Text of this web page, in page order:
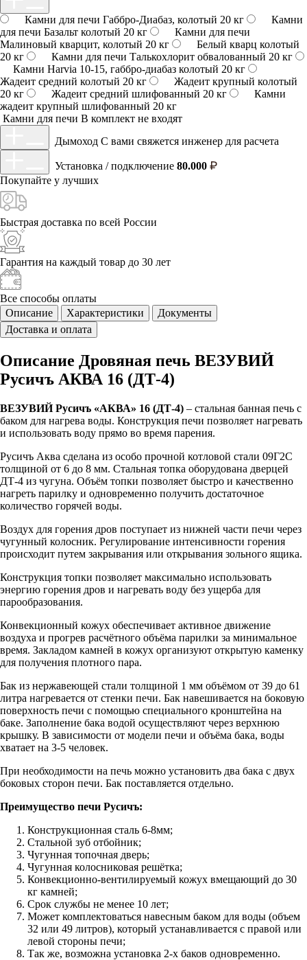
Камни для печи Габбро-Диабаз, колотый 20 кг
Камни
для печи Базальт колотый 20 кг
Камни для печи
Малиновый кварцит, колотый 20 кг
Белый кварц колотый
20 кг
Камни для печи Талькохлорит обвалованный 20 кг
Камни Harvia 10-15, габбро-диабаз колотый 20 кг
Жадеит средний колотый 20 кг
Жадеит крупный колотый
20 кг
Жадеит средний шлифованный 20 кг
Камни
жадеит крупный шлифованный 20 кг
Камни для печи В комплект не входят
Дымоход С вами свяжется инженер для расчета
Установка / подключение 80.000
Покупайте у лучших
Быстрая доставка по всей России
Гарантия на каждый товар до 30 лет
Все способы оплаты
Описание
Характеристики
Документы
Доставка и оплата
Описание Дровяная печь ВЕЗУВИЙ
Русичъ АКВА 16 (ДТ-4)
ВЕЗУВИЙ Русичъ «АКВА» 16 (ДТ-4) – стальная банная печь с
баком для нагрева воды. Конструкция печи позволяет нагревать
и использовать воду прямо во время парения.
Русичъ Аква сделана из особо прочной котловой стали 09Г2С
толщиной от 6 до 8 мм. Стальная топка оборудована дверцей
ДТ-4 из чугуна. Объём топки позволяет быстро и качественно
нагреть парилку и одновременно получить достаточное
количество горячей воды.
Воздух для горения дров поступает из нижней части печи через
чугунный колосник. Регулирование интенсивности горения
происходит путем закрывания или открывания зольного ящика.
Конструкция топки позволяет максимально использовать
энергию горения дров и нагревать воду без ущерба для
парообразования.
Конвекционный кожух обеспечивает активное движение
воздуха и прогрев расчётного объёма парилки за минимальное
время. Закладом камней в кожух организуют открытую каменку
для получения плотного пара.
Бак из нержавеющей стали толщиной 1 мм объёмом от 39 до 61
литра нагревается от стенки печи. Бак навешивается на боковую
поверхность печи с помощью специального кронштейна на
баке. Заполнение бака водой осуществляют через верхнюю
крышку. В зависимости от модели печи и объёма бака, воды
хватает на 3-5 человек.
При необходимости на печь можно установить два бака с двух
боковых сторон печи. Бак поставляется отдельно.
Преимущество печи Русичъ:
Конструкционная сталь 6-8мм;
Стальной зуб отбойник;
Чугунная топочная дверь;
Чугунная колосниковая решётка;
Конвекционно-вентилируемый кожух вмещающий до 30
кг камней;
Срок службы не менее 10 лет;
Может комплектоваться навесным баком для воды (объем
32 или 49 литров), который устанавливается с правой или
левой стороны печи;
Так же, возможна установка 2-х баков одновременно.